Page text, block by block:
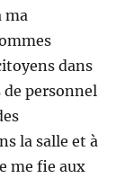
ma
dans
de personnel
la salle et à
me fie aux